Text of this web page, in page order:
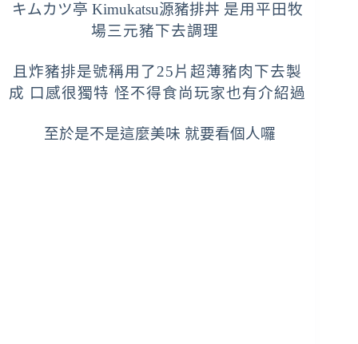
キムカツ亭 Kimukatsu源豬排丼 是用平田牧
場三元豬下去調理
且炸豬排是號稱用了25片超薄豬肉下去製
成 口感很獨特 怪不得食尚玩家也有介紹過
至於是不是這麼美味 就要看個人囉